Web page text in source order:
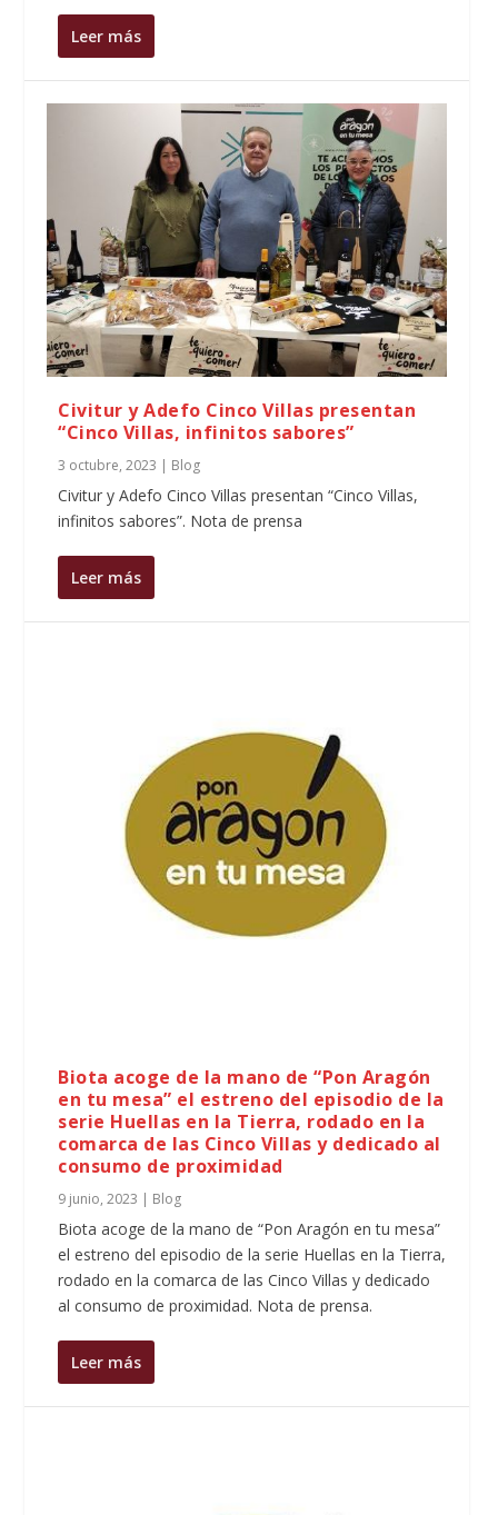
Leer más
Civitur y Adefo Cinco Villas presentan
“Cinco Villas, infinitos sabores”
3 octubre, 2023 | Blog
Civitur y Adefo Cinco Villas presentan “Cinco Villas,
infinitos sabores”. Nota de prensa
Leer más
Biota acoge de la mano de “Pon Aragón
en tu mesa” el estreno del episodio de la
serie Huellas en la Tierra, rodado en la
comarca de las Cinco Villas y dedicado al
consumo de proximidad
9 junio, 2023 | Blog
Biota acoge de la mano de “Pon Aragón en tu mesa”
el estreno del episodio de la serie Huellas en la Tierra,
rodado en la comarca de las Cinco Villas y dedicado
al consumo de proximidad. Nota de prensa.
Leer más